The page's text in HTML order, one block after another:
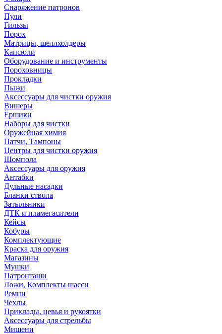
Снаряжение патронов
Пули
Гильзы
Порох
Матрицы, шеллхолдеры
Капсюли
Оборудование и инструменты
Пороховницы
Прокладки
Пыжи
Аксессуары для чистки оружия
Вишеры
Ёршики
Наборы для чистки
Оружейная химия
Патчи, Тампоны
Центры для чистки оружия
Шомпола
Аксессуары для оружия
Антабки
Дульные насадки
Бланки ствола
Затыльники
ДТК и пламегасители
Кейсы
Кобуры
Комплектующие
Краска для оружия
Магазины
Мушки
Патронташи
Ложи, Комплекты шасси
Ремни
Чехлы
Приклады, цевья и рукоятки
Аксессуары для стрельбы
Мишени